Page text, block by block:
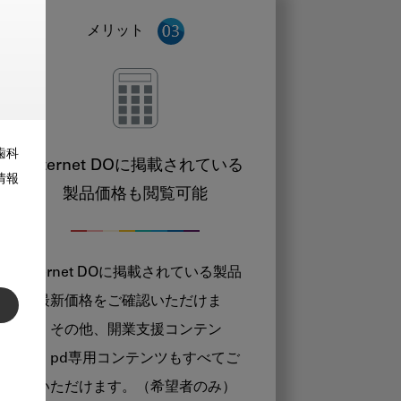
科
報
メリット
Internet DOに掲載されている
製品価格も閲覧可能
Internet DOに掲載されている製品
の最新価格をご確認いただけま
す。その他、開業支援コンテン
ツ、pd専用コンテンツもすべてご
覧いただけます。（希望者のみ）